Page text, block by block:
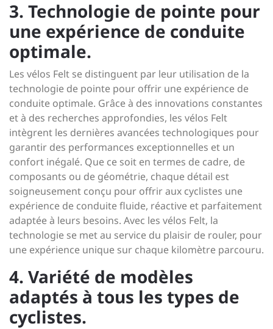
3. Technologie de pointe pour
une expérience de conduite
optimale.
Les vélos Felt se distinguent par leur utilisation de la
technologie de pointe pour offrir une expérience de
conduite optimale. Grâce à des innovations constantes
et à des recherches approfondies, les vélos Felt
intègrent les dernières avancées technologiques pour
garantir des performances exceptionnelles et un
confort inégalé. Que ce soit en termes de cadre, de
composants ou de géométrie, chaque détail est
soigneusement conçu pour offrir aux cyclistes une
expérience de conduite fluide, réactive et parfaitement
adaptée à leurs besoins. Avec les vélos Felt, la
technologie se met au service du plaisir de rouler, pour
une expérience unique sur chaque kilomètre parcouru.
4. Variété de modèles
adaptés à tous les types de
cyclistes.